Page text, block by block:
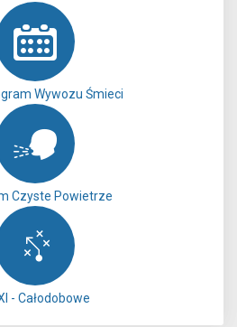
Wywozu Śmieci
Czyste Powietrze
- Całodobowe